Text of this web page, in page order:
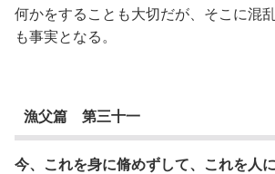
何かをすることも大切だが、そこに混
も事実となる。
漁父篇 第三十一
今、これを身に脩めずして、これを人